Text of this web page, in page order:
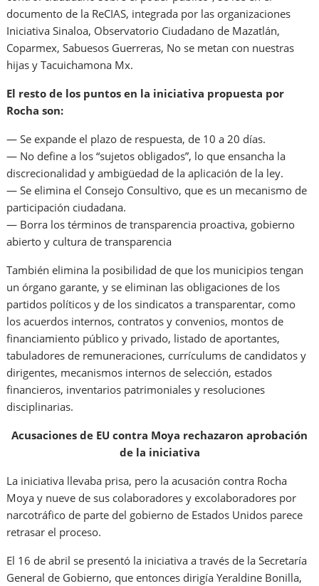
documento de la ReCIAS, integrada por las organizaciones
Iniciativa Sinaloa, Observatorio Ciudadano de Mazatlán,
Coparmex, Sabuesos Guerreras, No se metan con nuestras
hijas y Tacuichamona Mx.
El resto de los puntos en la iniciativa propuesta por
Rocha son:
— Se expande el plazo de respuesta, de 10 a 20 días.
— No define a los “sujetos obligados”, lo que ensancha la
discrecionalidad y ambigüedad de la aplicación de la ley.
— Se elimina el Consejo Consultivo, que es un mecanismo de
participación ciudadana.
— Borra los términos de transparencia proactiva, gobierno
abierto y cultura de transparencia
También elimina la posibilidad de que los municipios tengan
un órgano garante, y se eliminan las obligaciones de los
partidos políticos y de los sindicatos a transparentar, como
los acuerdos internos, contratos y convenios, montos de
financiamiento público y privado, listado de aportantes,
tabuladores de remuneraciones, currículums de candidatos y
dirigentes, mecanismos internos de selección, estados
financieros, inventarios patrimoniales y resoluciones
disciplinarias.
Acusaciones de EU contra Moya rechazaron aprobación
de la iniciativa
La iniciativa llevaba prisa, pero la acusación contra Rocha
Moya y nueve de sus colaboradores y excolaboradores por
narcotráfico de parte del gobierno de Estados Unidos parece
retrasar el proceso.
El 16 de abril se presentó la iniciativa a través de la Secretaría
General de Gobierno, que entonces dirigía Yeraldine Bonilla,